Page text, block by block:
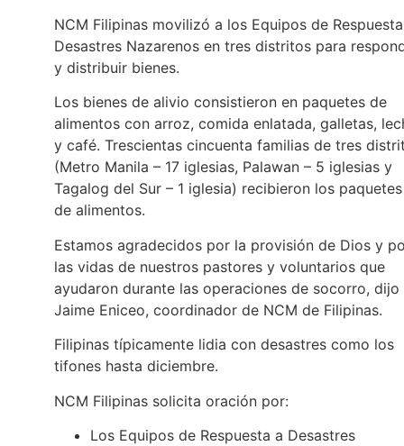
NCM Filipinas movilizó a los Equipos de
Desastres Nazarenos en tres distritos para
y distribuir bienes.
Los bienes de alivio consistieron en paquetes de
alimentos con arroz, comida enlatada, galletas,
y café. Trescientas cincuenta familias de tres
(Metro Manila – 17 iglesias, Palawan – 5 iglesias y
Tagalog del Sur – 1 iglesia) recibieron los paquetes
de alimentos.
Estamos agradecidos por la provisión de Dios y
las vidas de nuestros pastores y voluntarios que
ayudaron durante las operaciones de socorro, dijo
Jaime Eniceo, coordinador de NCM de Filipinas.
Filipinas típicamente lidia con desastres como los
tifones hasta diciembre.
NCM Filipinas solicita oración por:
Los Equipos de Respuesta a Desastres